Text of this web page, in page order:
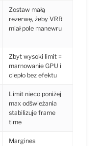
Zostaw małą
rezerwę, żeby VRR
miał pole manewru
Zbyt wysoki limit =
marnowanie GPU i
ciepło bez efektu
Limit nieco poniżej
max odświeżania
stabilizuje frame
time
Margines